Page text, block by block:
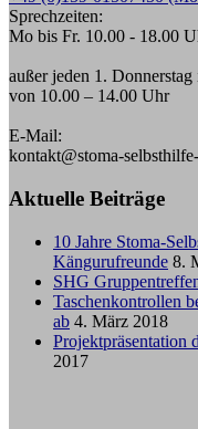
Sprechzeiten:
Mo bis Fr. 10.00 - 18.00
außer jeden 1.
von 10.00 – 14.00 Uhr
E-Mail:
kontakt@stoma-
Aktuelle Beiträge
10 Jahre Stoma-
Kängurufreunde 8.
SHG
Taschenkontrollen
ab 4. März 2018
Projektpräsentation
2017